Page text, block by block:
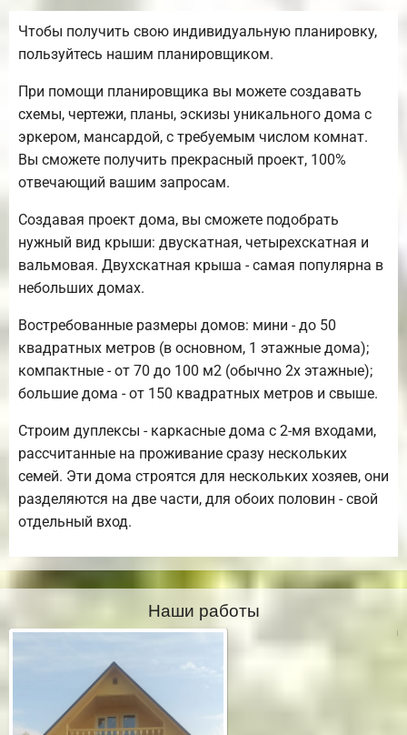
Чтобы получить свою индивидуальную планировку,
пользуйтесь нашим планировщиком.
При помощи планировщика вы можете создавать
схемы, чертежи, планы, эскизы уникального дома с
эркером, мансардой, с требуемым числом комнат.
Вы сможете получить прекрасный проект, 100%
отвечающий вашим запросам.
Создавая проект дома, вы сможете подобрать
нужный вид крыши: двускатная, четырехскатная и
вальмовая. Двухскатная крыша - самая популярна в
небольших домах.
Востребованные размеры домов: мини - до 50
квадратных метров (в основном, 1 этажные дома);
компактные - от 70 до 100 м2 (обычно 2х этажные);
большие дома - от 150 квадратных метров и свыше.
Строим дуплексы - каркасные дома с 2-мя входами,
рассчитанные на проживание сразу нескольких
семей. Эти дома строятся для нескольких хозяев, они
разделяются на две части, для обоих половин - свой
отдельный вход.
Наши работы